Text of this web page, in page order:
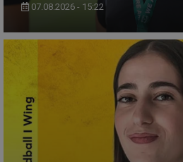
07.08.2026 - 15:22